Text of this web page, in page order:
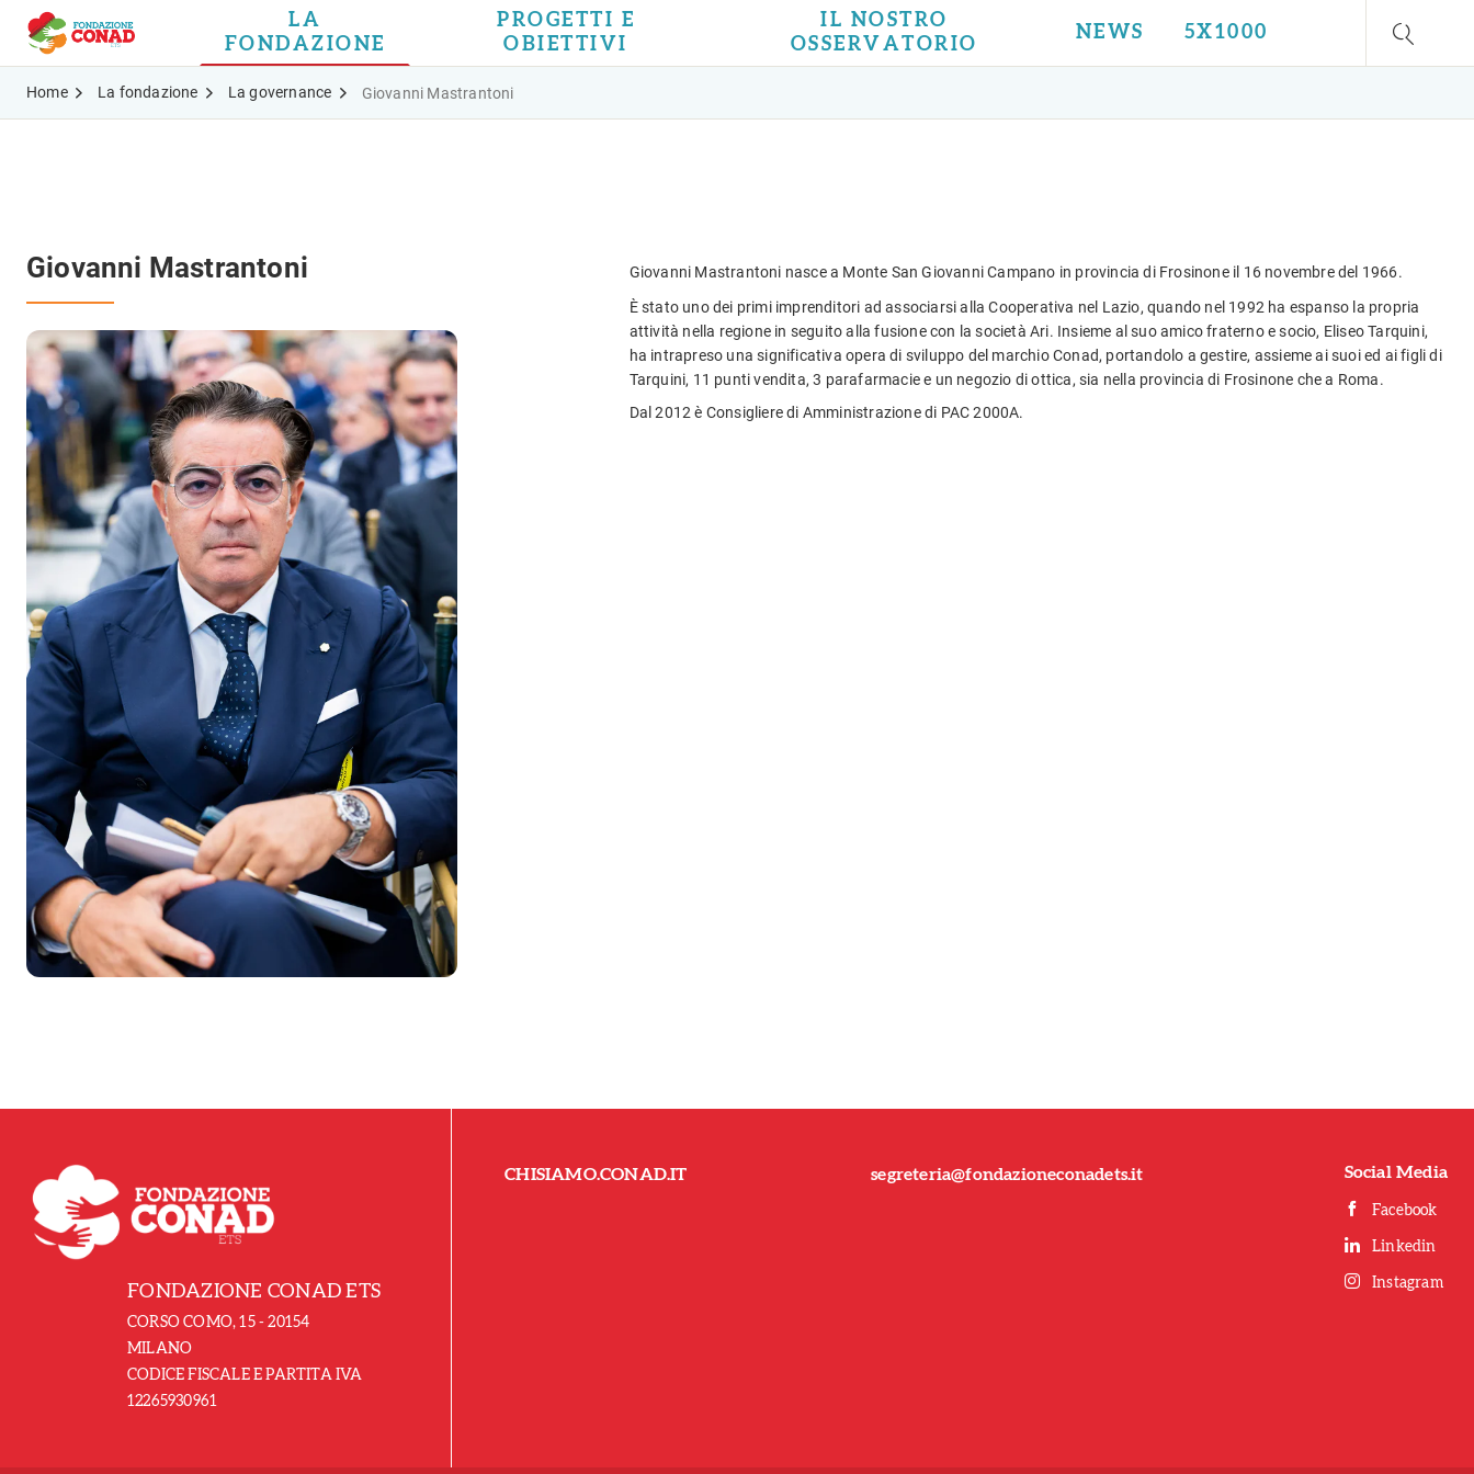
LA
FONDAZIONE
PROGETTI E
OBIETTIVI
IL NOSTRO
OSSERVATORIO
NEWS 5X1000
Home La fondazione La governance Giovanni Mastrantoni
Giovanni Mastrantoni
Giovanni Mastrantoni nasce a Monte San Giovanni Campano in provincia di Frosinone il 16 novembre del 1966.
È stato uno dei primi imprenditori ad associarsi alla Cooperativa nel Lazio, quando nel 1992 ha espanso la propria
attività nella regione in seguito alla fusione con la società Ari. Insieme al suo amico fraterno e socio, Eliseo Tarquini,
ha intrapreso una significativa opera di sviluppo del marchio Conad, portandolo a gestire, assieme ai suoi ed ai figli di
Tarquini, 11 punti vendita, 3 parafarmacie e un negozio di ottica, sia nella provincia di Frosinone che a Roma.
Dal 2012 è Consigliere di Amministrazione di PAC 2000A.
FONDAZIONE CONAD ETS
CORSO COMO, 15 - 20154
MILANO
CODICE FISCALE E PARTITA IVA
12265930961
CHISIAMO.CONAD.IT segreteria@fondazioneconadets.it Social Media
Facebook
Linkedin
Instagram